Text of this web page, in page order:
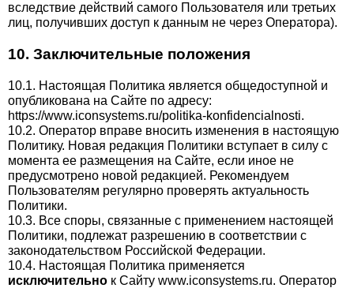
вследствие действий самого Пользователя или третьих
лиц, получивших доступ к данным не через Оператора).
10. Заключительные положения
10.1. Настоящая Политика является общедоступной и
опубликована на Сайте по адресу:
https://www.iconsystems.ru/politika-konfidencialnosti.
10.2. Оператор вправе вносить изменения в настоящую
Политику. Новая редакция Политики вступает в силу с
момента ее размещения на Сайте, если иное не
предусмотрено новой редакцией. Рекомендуем
Пользователям регулярно проверять актуальность
Политики.
10.3. Все споры, связанные с применением настоящей
Политики, подлежат разрешению в соответствии с
законодательством Российской Федерации.
10.4. Настоящая Политика применяется
исключительно к Сайту www.iconsystems.ru. Оператор